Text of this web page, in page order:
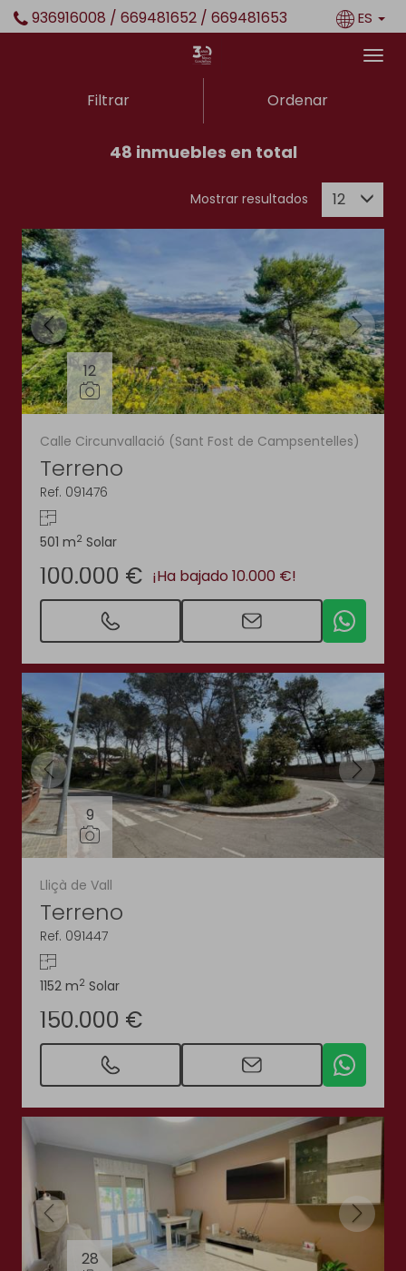
936916008 / 669481652 / 669481653 ES
Filtrar Ordenar
48 inmuebles en total
Mostrar resultados 12
12
Calle Circunvallació (Sant Fost de Campsentelles)
Terreno
Ref. 091476
501 m2 Solar
100.000 € ¡Ha bajado 10.000 €!
9
Lliçà de Vall
Terreno
Ref. 091447
1152 m2 Solar
150.000 €
28